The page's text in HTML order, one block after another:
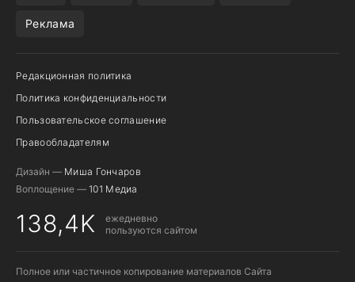
Реклама
Редакционная политика
Политика конфиденциальности
Пользовательское соглашение
Правообладателям
Дизайн — Миша Гончаров
Воплощение — 101 Медиа
138,4K
ежедневно
пользуются сайтом
Полное или частичное копирование материалов Сайта